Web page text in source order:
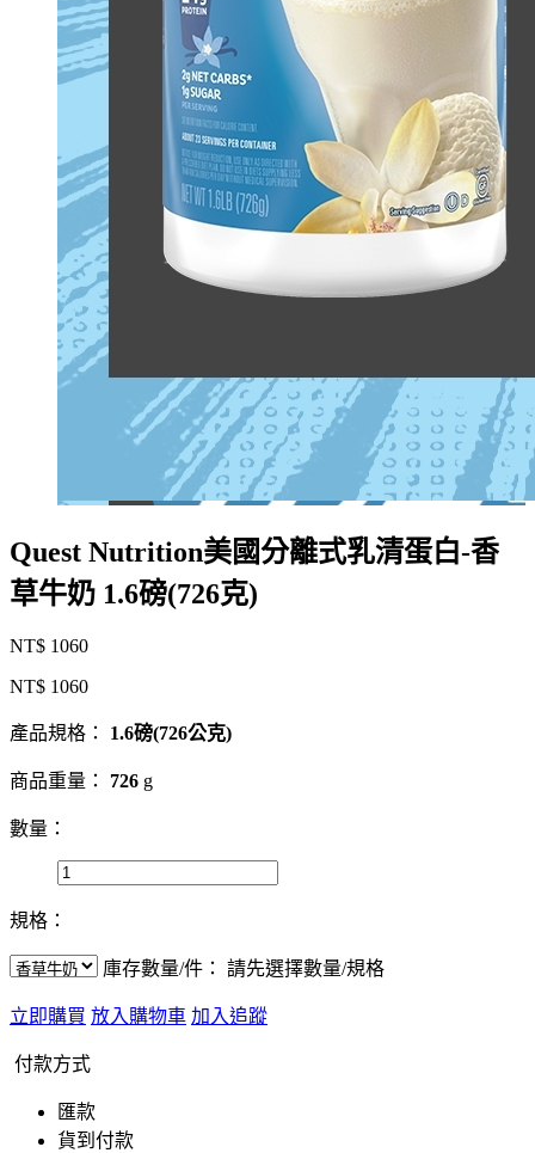
Quest Nutrition美國分離式乳清蛋白-香
草牛奶 1.6磅(726克)
NT$ 1060
NT$ 1060
產品規格： 1.6磅(726公克)
商品重量： 726 g
數量：
規格：
庫存數量/件： 請先選擇數量/規格
立即購買 放入購物車 加入追蹤
付款方式
匯款
貨到付款